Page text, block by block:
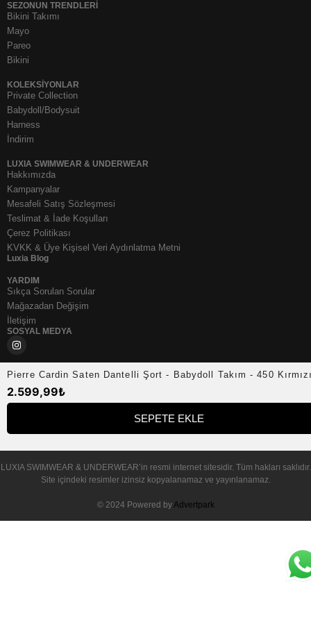
Pierre Cardin Saten Dantelli Şort - Babydoll Takım - 450
2.599,99₺
SEPETE EKLE
SEZONUN TRENDLERI
Bikini Takımı
Mayo
Pareo
Bikini
KOLEKSIYONLAR
Private Collection
Babydoll/Bodysuit
Harness
İndirim
LUXIA SWIMWEAR & UNDERWEAR
Hakkımızda
Kampanyalar
Mesafeli Satış Sözleşmesi
Teslimat & İade Koşulları
Çerez Politikası
KVKK & Üye Kişisel Veri Aydınlatma Metni
Luxia Blog
YARDIM
Sıkça Sorulan Sorular
Mağazadan Değişim
İletişim
SOSYAL MEDYA
LUXIA SWIMWEAR & UNDERWEAR’in resmi internet sitesidir. Tüm hakları saklıdır.
Site içindeki resimler izinsiz kopyalanamaz ve yayınlanamaz.
© 2024 Powered byAdvertpark